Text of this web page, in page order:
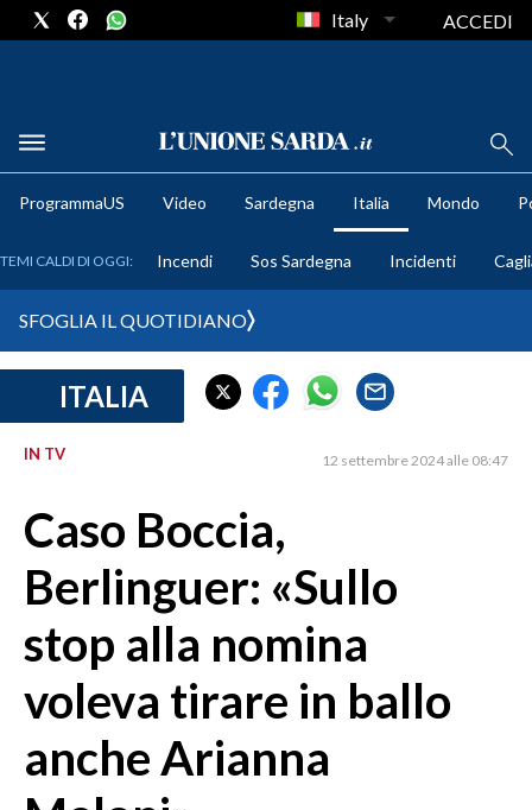
METEO
CRONACA SARDEGNA
MEDIO CAMPIDANO
ORISTANO E PROVINCIA
SASSARI E PROVINCIA
GALLURA
NUORO E PROVINCIA
OGLIASTRA
AGENDA
Italy ACCEDI
ProgrammaUS Video Sardegna Italia Mondo
TEMI CALDI DI OGGI: Incendi Sos Sardegna Incidenti
SFOGLIA IL QUOTIDIANO
ITALIA
IN TV 12 settembre 2024 alle 08:47
Caso Boccia,
Berlinguer: «Sullo
stop alla nomina
voleva tirare in ballo
anche Arianna